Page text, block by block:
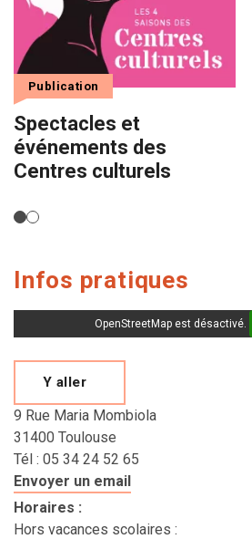
Spectacles et
événements des
Centres culturels
Publication
Infos pratiques
OpenStreetMap est désactivé.
Y aller
9 Rue Maria Mombiola
31400 Toulouse
Tél : 05 34 24 52 65
Envoyer un email
Horaires :
Hors vacances scolaires :